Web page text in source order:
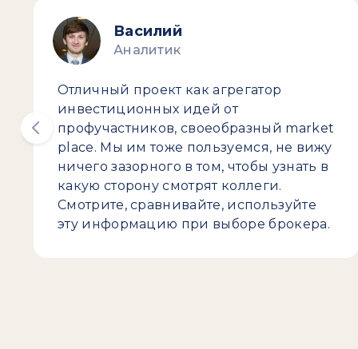
Василий
Аналитик
Отличный проект как агрегатор
инвестиционных идей от
профучастников, своеобразный market
place. Мы им тоже пользуемся, не вижу
ничего зазорного в том, чтобы узнать в
какую сторону смотрят коллеги.
Смотрите, сравнивайте, используйте
эту информацию при выборе брокера.